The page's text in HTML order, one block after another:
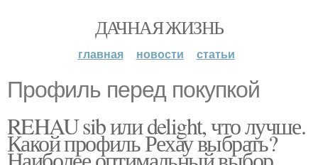
ДАЧНАЯ ЖИЗНЬ
главная новости статьи
Профиль перед покупкой
REHAU sib или delight, что лучше.
Какой профиль Рехау выбрать?